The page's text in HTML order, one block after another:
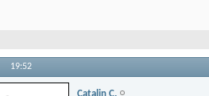
19:52
Catalin C.